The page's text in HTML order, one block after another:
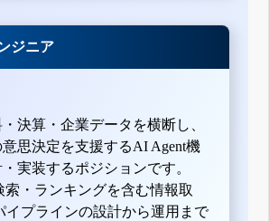
ジニア
決算・企業データを横断し、
思決定を支援するAI Agent機
実装するポジションです。
索・ランキングを含む情報取
イプラインの設計から運用まで